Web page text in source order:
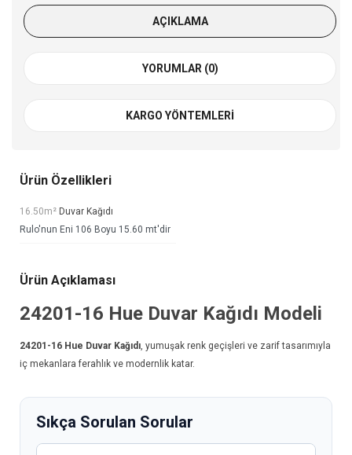
AÇIKLAMA
YORUMLAR (0)
KARGO YÖNTEMLERI
Ürün Özellikleri
16.50m² Duvar Kağıdı
Rulo'nun Eni 106 Boyu 15.60 mt'dir
Ürün Açıklaması
24201-16 Hue Duvar Kağıdı Modeli
24201-16 Hue Duvar Kağıdı , yumuşak renk geçişleri ve zarif tasarımıyla
iç mekanlara ferahlık ve modernlik katar.
Sıkça Sorulan Sorular